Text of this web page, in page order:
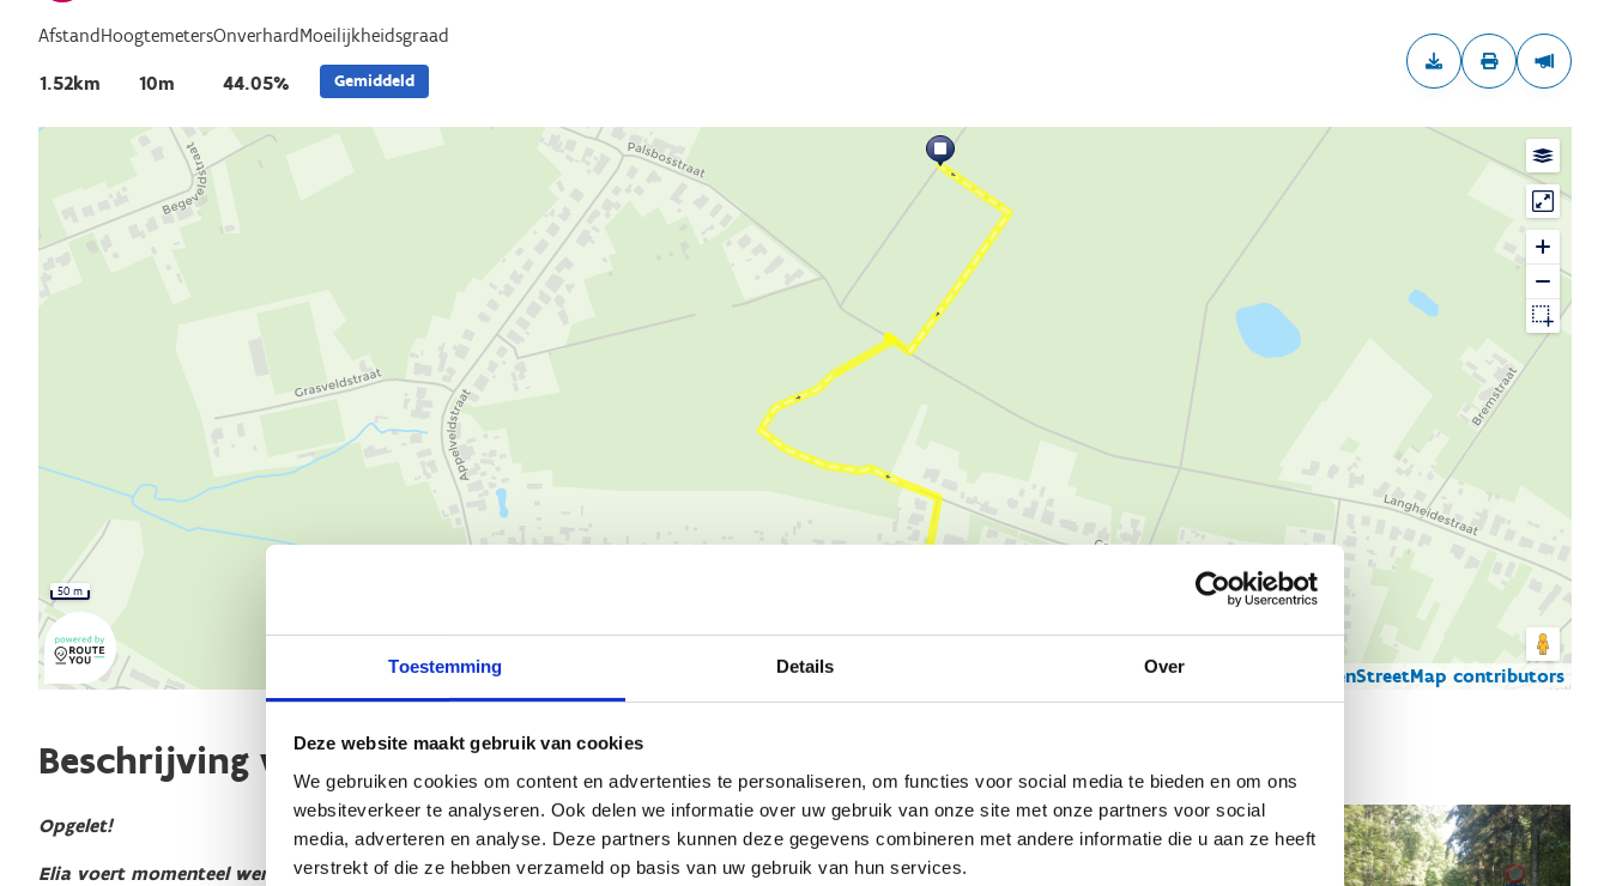
Toestemming Details Over
Deze website maakt gebruik van cookies
We gebruiken cookies om content en advertenties te personaliseren, om functies voor social media te bieden en om ons
websiteverkeer te analyseren. Ook delen we informatie over uw gebruik van onze site met onze partners voor social
media, adverteren en analyse. Deze partners kunnen deze gegevens combineren met andere informatie die u aan ze heeft
verstrekt of die ze hebben verzameld op basis van uw gebruik van hun services.
Afstand
1.52km
Hoogtemeters
10m
Onverhard
44.05%
Moeilijkheidsgraad
Gemiddeld
© Thunderforest © OpenStreetMap contributors
50 m
Beschrijving van de route
Opgelet!
Elia voert momenteel werken uit aan de hoogspanning op de blauwe lus. Hierdoor zal